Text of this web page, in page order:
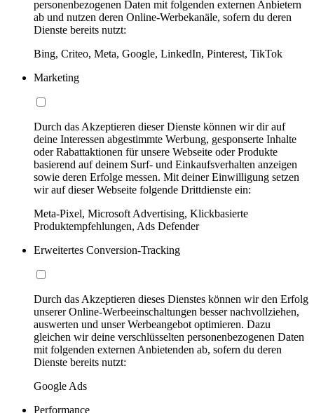
personenbezogenen Daten mit folgenden externen Anbietern
ab und nutzen deren Online-Werbekanäle, sofern du deren
Dienste bereits nutzt:
Bing, Criteo, Meta, Google, LinkedIn, Pinterest, TikTok
Marketing
Durch das Akzeptieren dieser Dienste können wir dir auf
deine Interessen abgestimmte Werbung, gesponserte Inhalte
oder Rabattaktionen für unsere Webseite oder Produkte
basierend auf deinem Surf- und Einkaufsverhalten anzeigen
sowie deren Erfolge messen. Mit deiner Einwilligung setzen
wir auf dieser Webseite folgende Drittdienste ein:
Meta-Pixel, Microsoft Advertising, Klickbasierte
Produktempfehlungen, Ads Defender
Erweitertes Conversion-Tracking
Durch das Akzeptieren dieses Dienstes können wir den Erfolg
unserer Online-Werbeeinschaltungen besser nachvollziehen,
auswerten und unser Werbeangebot optimieren. Dazu
gleichen wir deine verschlüsselten personenbezogenen Daten
mit folgenden externen Anbietenden ab, sofern du deren
Dienste bereits nutzt:
Google Ads
Performance